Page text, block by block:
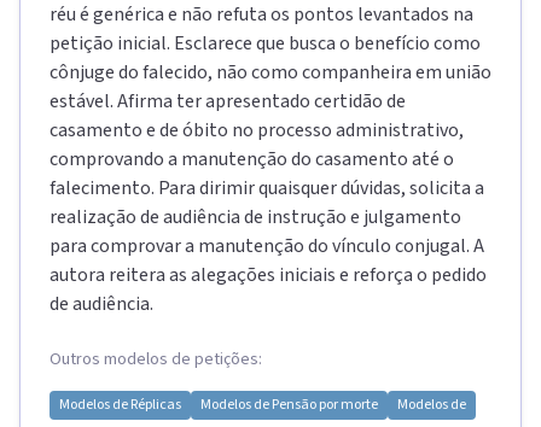
réu é genérica e não refuta os pontos levantados na
petição inicial. Esclarece que busca o benefício como
cônjuge do falecido, não como companheira em união
estável. Afirma ter apresentado certidão de
casamento e de óbito no processo administrativo,
comprovando a manutenção do casamento até o
falecimento. Para dirimir quaisquer dúvidas, solicita a
realização de audiência de instrução e julgamento
para comprovar a manutenção do vínculo conjugal. A
autora reitera as alegações iniciais e reforça o pedido
de audiência.
Outros modelos de petições:
Modelos deRéplicas Modelos dePensão por morte Modelos de